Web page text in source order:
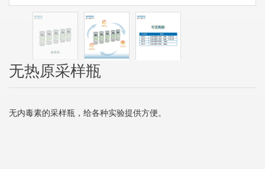
无热原采样瓶
无内毒素的采样瓶，给各种实验提供方便。